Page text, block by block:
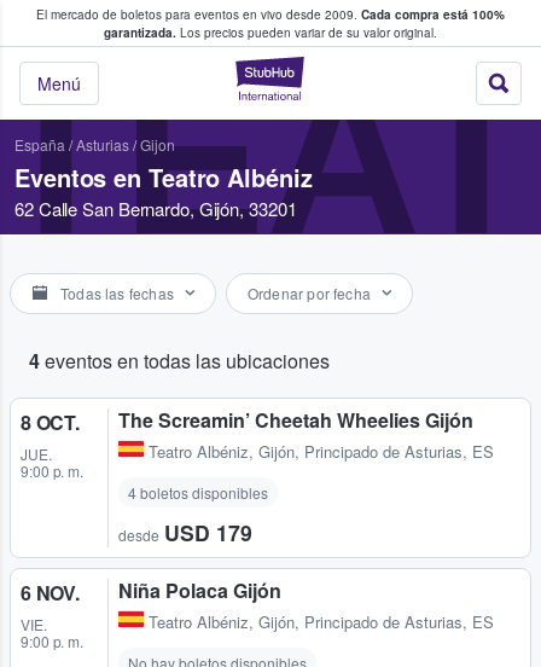
El mercado de boletos para eventos en vivo desde 2009. Cada compra está 100%
garantizada. Los precios pueden variar de su valor original.
StubHub: donde
Menú
fans compran y venden boletos
España /Asturias/Gijon
Eventos en Teatro Albéniz
62 Calle San Bernardo, Gijón, 33201
Todas las fechas Ordenar por fecha
4eventos en todas las ubicaciones
8 OCT.
JUE.
9:00 p. m.
The Screamin’ Cheetah Wheelies Gijón
Teatro Albéniz, Gijón, Principado de Asturias, ES
4 boletos disponibles
desde USD 179
6 NOV.
VIE.
9:00 p. m.
Niña Polaca Gijón
Teatro Albéniz, Gijón, Principado de Asturias, ES